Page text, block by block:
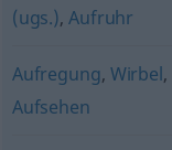
(ugs.),Aufruhr
Aufregung, Wirbel,
Aufsehen